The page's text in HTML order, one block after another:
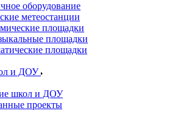
оборудование
метеостанции
площадки
площадки
площадки
и ДОУ
школ и ДОУ
проекты